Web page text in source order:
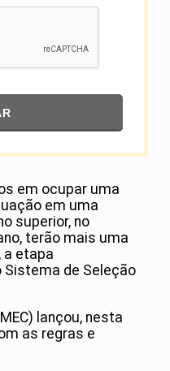
em ocupar uma
em uma
superior, no
terão mais uma
a etapa
de Seleção
lançou, nesta
as regras e